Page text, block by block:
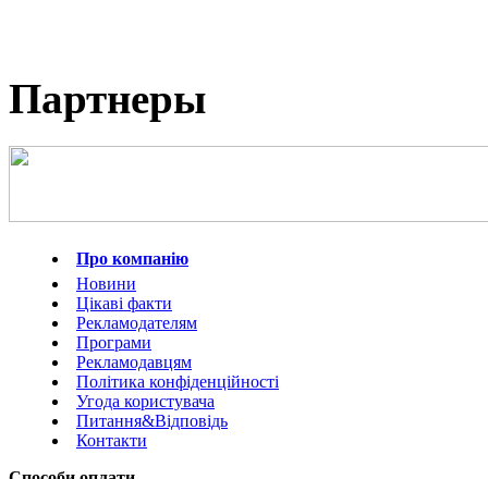
Партнеры
Про компанію
Новини
Цікаві факти
Рекламодателям
Програми
Рекламодавцям
Політика конфіденційності
Угода користувача
Питання&Відповідь
Контакти